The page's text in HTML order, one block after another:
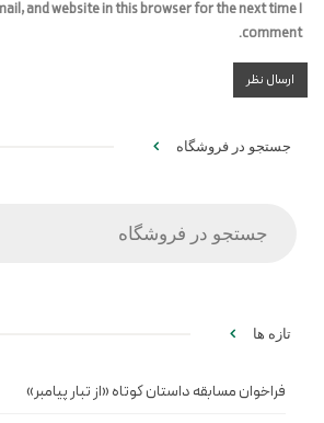
and website in this browser for the next time I
comment.
جستجو در فروشگاه
تازه ها
فراخوان مسابقه داستان کوتاه «از تبار پیامبر»